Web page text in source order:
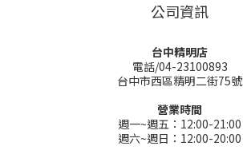
公司資訊
台中精明店
電話/04-23100893
台中市西區精明二街75號
營業時間
週一~週五：12:00-21:00
週六~週日：12:00-20:00